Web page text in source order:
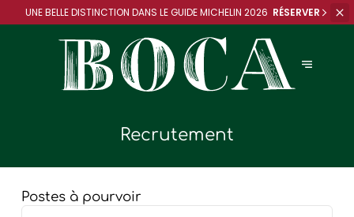
UNE BELLE DISTINCTION DANSLE GUIDE MICHELIN 2026 RÉSERVER
Recrutement
Postes à pourvoir